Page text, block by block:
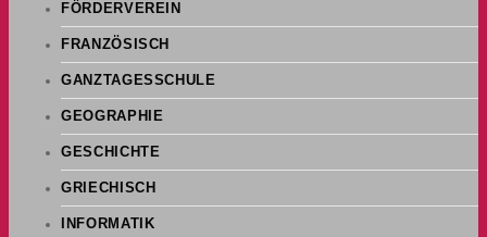
FÖRDERVEREIN
FRANZÖSISCH
GANZTAGESSCHULE
GEOGRAPHIE
GESCHICHTE
GRIECHISCH
INFORMATIK